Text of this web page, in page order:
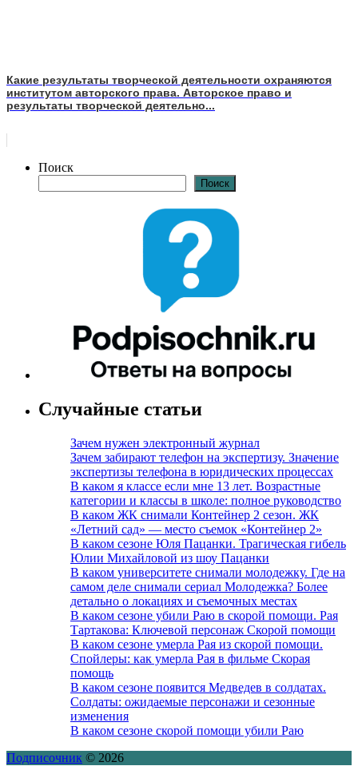
Какие результаты творческой деятельности охраняются
институтом авторского права. Авторское право и
результаты творческой деятельно...
Поиск
Поиск
Случайные статьи
Зачем нужен электронный журнал
Зачем забирают телефон на экспертизу. Значение
экспертизы телефона в юридических процессах
В каком я классе если мне 13 лет. Возрастные
категории и классы в школе: полное руководство
В каком ЖК снимали Контейнер 2 сезон. ЖК
«Летний сад» — место съемок «Контейнер 2»
В каком сезоне Юля Пацанки. Трагическая гибель
Юлии Михайловой из шоу Пацанки
В каком университете снимали молодежку. Где на
самом деле снимали сериал Молодежка? Более
детально о локациях и съемочных местах
В каком сезоне убили Раю в скорой помощи. Рая
Тартакова: Ключевой персонаж Скорой помощи
В каком сезоне умерла Рая из скорой помощи.
Спойлеры: как умерла Рая в фильме Скорая
помощь
В каком сезоне появится Медведев в солдатах.
Солдаты: ожидаемые персонажи и сезонные
изменения
В каком сезоне скорой помощи убили Раю
Подписочник © 2026